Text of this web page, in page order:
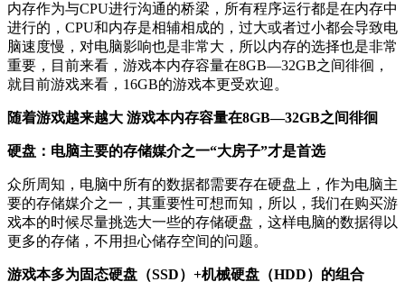
内存作为与CPU进行沟通的桥梁，所有程序运行都是在内存中
进行的，CPU和内存是相辅相成的，过大或者过小都会导致电
脑速度慢，对电脑影响也是非常大，所以内存的选择也是非常
重要，目前来看，游戏本内存容量在8GB—32GB之间徘徊，
就目前游戏来看，16GB的游戏本更受欢迎。
随着游戏越来越大 游戏本内存容量在8GB—32GB之间徘徊
硬盘：电脑主要的存储媒介之一“大房子”才是首选
众所周知，电脑中所有的数据都需要存在硬盘上，作为电脑主
要的存储媒介之一，其重要性可想而知，所以，我们在购买游
戏本的时候尽量挑选大一些的存储硬盘，这样电脑的数据得以
更多的存储，不用担心储存空间的问题。
游戏本多为固态硬盘（SSD）+机械硬盘（HDD）的组合